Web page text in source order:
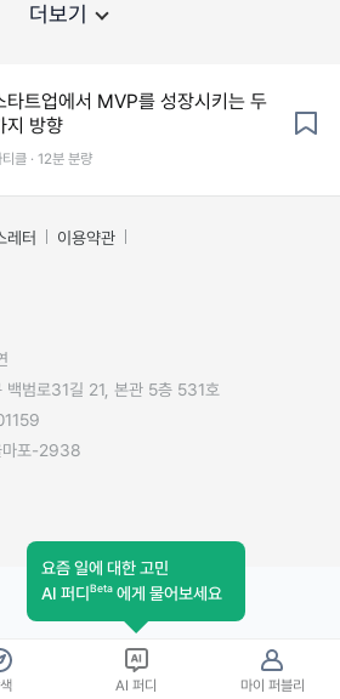
더보기
타트업에서 MVP를 성장시키는 두
지 방향
클 · 12분 분량
레터
이용약관
범로31길 21, 본관 5층 531호
마포-2938
요즘 일에 대한 고민
AI 퍼디Beta 에게 물어보세요
AI 퍼디 마이 퍼블리